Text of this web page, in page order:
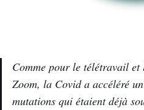
Comme pour le télétravail
Zoom, la Covid a accéléré
mutations qui étaient déjà